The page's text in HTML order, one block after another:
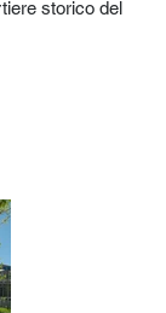
storico del